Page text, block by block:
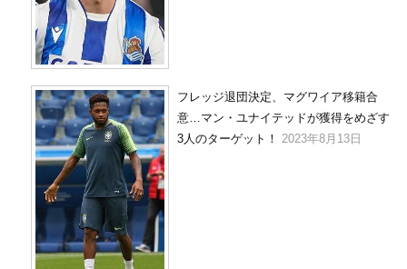
フレッジ退団決定、マグワイア移籍合
意…マン・ユナイテッドが獲得をめざす
3人のターゲット！ 2023年8月13日